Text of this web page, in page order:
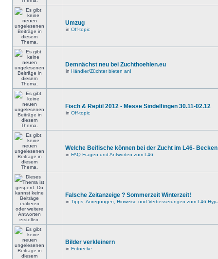
Umzug
in Off-topic
Demnächst neu bei Zuchthoehlen.eu
in Händler/Züchter bieten an!
Fisch & Reptil 2012 - Messe Sindelfingen 30.11-02.12
in Off-topic
Welche Beifische können bei der Zucht im L46-
in FAQ Fragen und Antworten zum L46
Falsche Zeitanzeige ? Sommerzeit Winterzeit!
in Tipps, Anregungen, Hinweise und Verbesserungen zum L46
Bilder verkleinern
in Fotoecke